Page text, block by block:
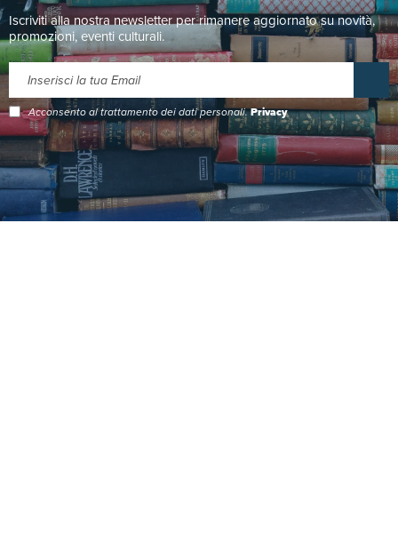
Iscriviti alla nostra newsletter per rimanere aggiornato su novità,
promozioni, eventi culturali.
Acconsento al trattamento dei dati personali.Privacy